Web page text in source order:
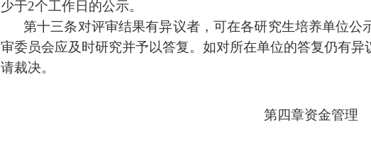
少于2个工作日的公示。
第十三条对评审结果有异议者，可在各研究生培养单位
审委员会应及时研究并予以答复。如对所在单位的答复仍有
请裁决。
第四章资金管理